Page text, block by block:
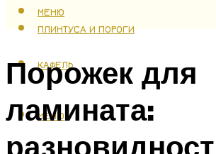
ПЛИНТУСА И ПОРОГИ
КАФЕЛЬ
МЕНЮ
МЕНЮ
Порожек для
ламината: